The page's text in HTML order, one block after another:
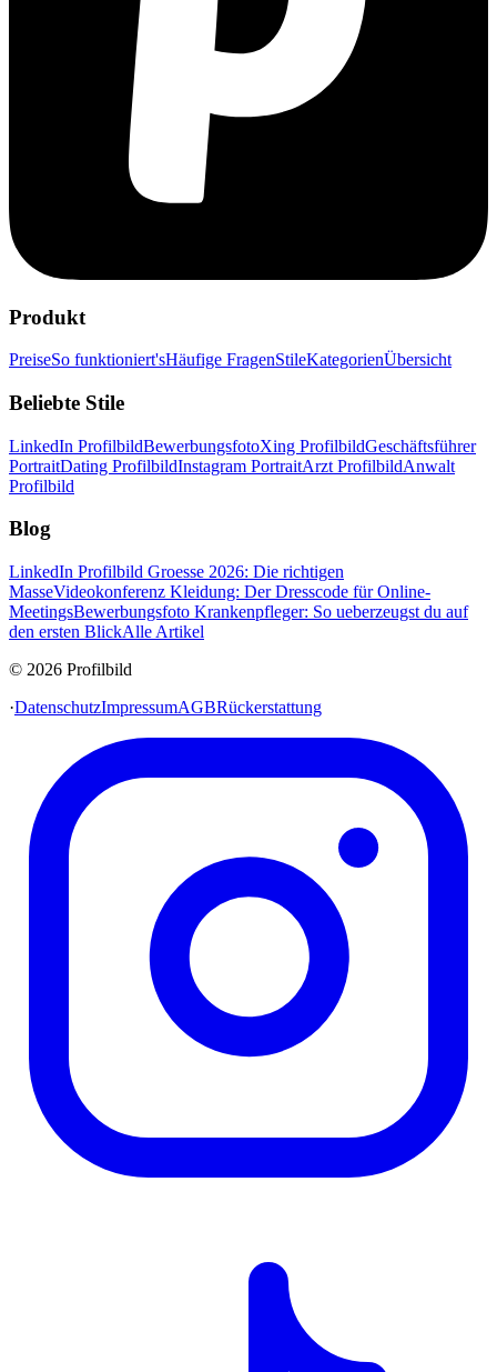
Produkt
PreiseSo funktioniert'sHäufige FragenStileKategorienÜbersicht
Beliebte Stile
LinkedIn ProfilbildBewerbungsfotoXing ProfilbildGeschäftsführer
PortraitDating ProfilbildInstagram PortraitArzt ProfilbildAnwalt
Profilbild
Blog
LinkedIn Profilbild Groesse 2026: Die richtigen
MasseVideokonferenz Kleidung: Der Dresscode für Online-
MeetingsBewerbungsfoto Krankenpfleger: So ueberzeugst du auf
den ersten BlickAlle Artikel
© 2026 Profilbild
·DatenschutzImpressumAGBRückerstattung